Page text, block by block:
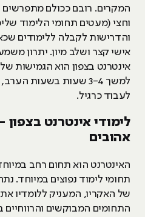
המקרים. רובם ככולם
וחצי (מעטים תחומי הלימוד
והדרישות לקבלה ללימודים
אישי קצר ושלב מיון. יתרון
אינטרנט בצפון הוא הגמישות
למשך 3-4 שעות בשעות
לעבוד כרגיל.
לימודי אינטרנט בצפון
אהובים
האינטרנט הוא תחום רחב
תחומי לימוד נפוצים במיוחד.
של האקריו, המעניק ללומדיו
התחומים המבוקשים